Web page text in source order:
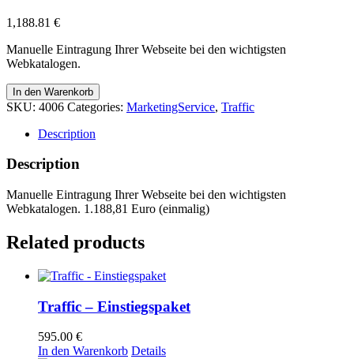
1,188.81 €
Manuelle Eintragung Ihrer Webseite bei den wichtigsten
Webkatalogen.
In den Warenkorb
SKU: 4006 Categories: MarketingService, Traffic
Description
Description
Manuelle Eintragung Ihrer Webseite bei den wichtigsten
Webkatalogen. 1.188,81 Euro (einmalig)
Related products
Traffic – Einstiegspaket
595.00 €
In den Warenkorb Details